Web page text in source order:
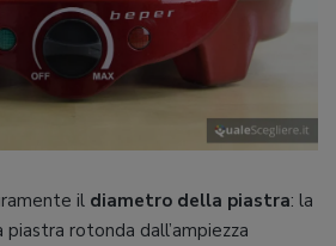
il diametro della piastra: la
rotonda dall’ampiezza